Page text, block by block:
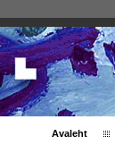
Avaleht